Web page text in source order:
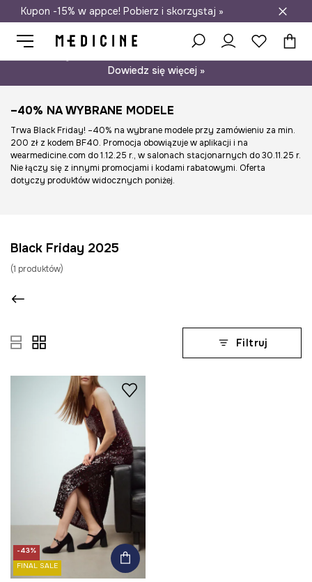
Darmowa dostawa do salonów
Kupon -15% w appce! Pobierz i skorzystaj »
Dowiedz się więcej »
–40% NA WYBRANE MODELE
Trwa Black Friday! –40% na wybrane modele przy zamówieniu za min.
200 zł z kodem BF40. Promocja obowiązuje w aplikacji i na
wearmedicine.com do 1.12.25 r., w salonach stacjonarnych do 30.11.25 r.
Nie łączy się z innymi promocjami i kodami rabatowymi. Oferta
dotyczy produktów widocznych poniżej.
Black Friday 2025
(1 produktów)
Filtruj
-43%
FINAL SALE